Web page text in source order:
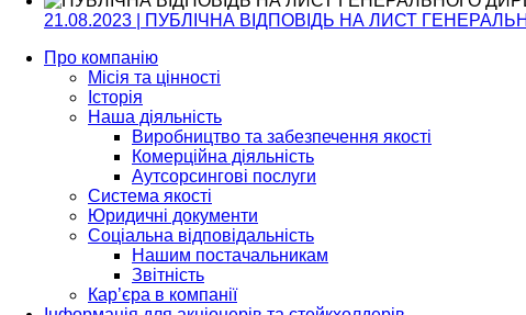
21.08.2023 | ПУБЛІЧНА ВІДПОВІДЬ НА ЛИСТ
Про компанію
Місія та цінності
Історія
Наша діяльність
Виробництво та забезпечення якості
Комерційна діяльність
Аутсорсингові послуги
Система якості
Юридичні документи
Соціальна відповідальність
Нашим постачальникам
Звітність
Кар’єра в компанії